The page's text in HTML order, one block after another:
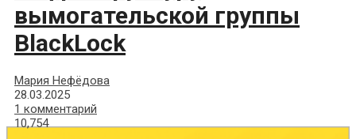
вымогательской группы
BlackLock
Мария Нефёдова
28.03.2025
1 комментарий
10,754